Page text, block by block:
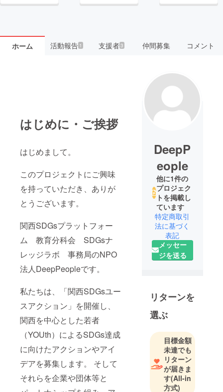
ホーム 活動報告1 支援者3 仲間募集 コメント
はじめに・ご挨拶
はじめまして。
このプロジェクトにご興味
を持っていただき、ありが
とうございます。
関西SDGsプラットフォー
ム 教育分科会 SDGsナ
レッジラボ 事務局のNPO
法人DeepPeopleです。
私たちは、「関西SDGsユー
スアクション」を開催し、
関西を中心とした若者
（YOUth）によるSDGs達成
に向けたアクションやアイ
デアを募集します。 そして
それらを企業や団体等と
DeepP
eople
他に1件の
プロジェク
トを掲載し
ています
特定商取引
法に基づく
表記
メッセー
ジを送る
リターンを
選ぶ
目標金額
未達でも
リターン
が届きま
す(All-in
方式)